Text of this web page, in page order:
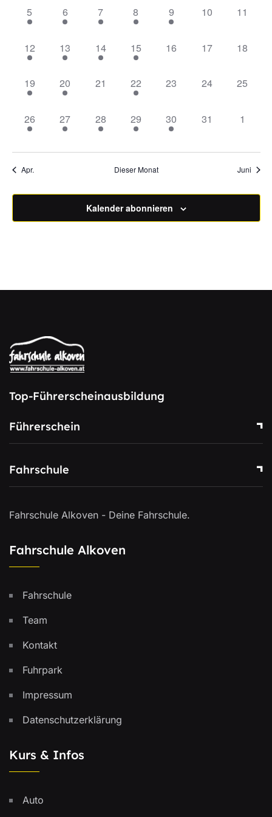
Veranstaltungen
2
Veranstaltungen,
5
2
Veranstaltungen,
6
1
Veranstaltung,
7
1
Veranstaltung,
8
1
Veranstaltung,
9
0
10
0
11
1
Veranstaltung,
12
1
Veranstaltung,
13
2
Veranstaltungen,
14
1
Veranstaltung,
15
0
16
0
17
0
18
1
Veranstaltung,
19
1
Veranstaltung,
20
0
Veranstaltungen,
21
1
Veranstaltung,
22
0
23
0
24
0
25
1
Veranstaltung,
26
1
Veranstaltung,
27
2
Veranstaltungen,
28
1
Veranstaltung,
29
1
Veranstaltung,
30
0
31
0
1
Apr. Dieser Monat Juni
Kalender abonnieren
Top-Führerscheinausbildung
Führerschein
Fahrschule
Fahrschule Alkoven - Deine Fahrschule.
Fahrschule Alkoven
Fahrschule
Team
Kontakt
Fuhrpark
Impressum
Datenschutzerklärung
Kurs & Infos
Auto